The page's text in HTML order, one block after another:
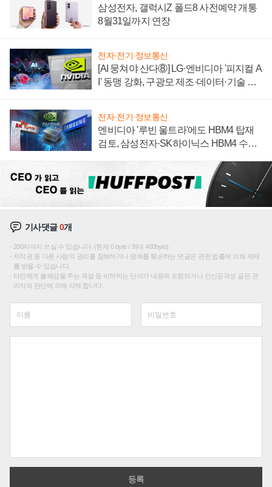
삼성전자, 갤럭시Z 폴드8 사전예약 개통
8월31일까지 연장
전자·전기·정보통신
[AI 뭉쳐야 산다⑧] LG·엔비디아 '피지컬 A
I' 동맹 강화, 구광모 제조·데이터·기술 결
전자·전기·정보통신
엔비디아 '루빈 울트라'에도 HBM4 탑재
검토, 삼성전자·SK하이닉스 HBM4 수율
기사댓글0개
200자까지 쓰실 수 있습니다. (현재 0 byte / 최대 400byte)
저작권 등 다른 사람의 권리를 침해하거나 명예를 훼손하는 댓글은 관련 법률에 의해 제재
를 받을 수 있습니다.
타인에게 불쾌감을 주는 욕설 등 비하하는 단어가 내용에 포함되거나 인신공격성 글은 관
리자의 판단에 의해 삭제 합니다.